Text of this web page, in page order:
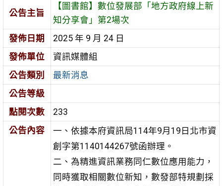
公告主旨
【圖書館】數位發展部「地方政府線上新
知分享會」第2場次
發佈日期
2025 年 9 月 24 日
發佈單位
資訊媒體組
公告類別
最新消息
公告等級
點閱次數
233
公告內容
一、依據本府資訊局114年9月19日北市資
創字第1140144267號函辦理。
二、為精進資訊業務同仁數位應用能力，
同時獲取相關數位新知，數發部特規劃採